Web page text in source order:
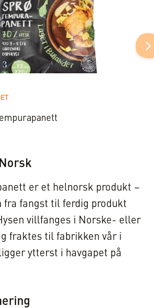
er et helnorsk produkt –
fra fangst til ferdig produkt
villfanges i Norske- eller
fraktes til fabrikken vår i
ytterst i havgapet på